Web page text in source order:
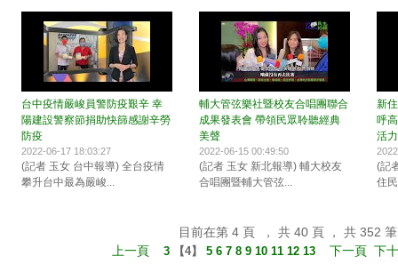
台中疫情嚴峻員警防疫艱辛 幸
陽建設警察節捐助快篩感謝辛勞
防疫
2022-06-17 18:03:27
(記者 玉女 台中報導) 全台疫情
攀升台中最為嚴峻...
輔大管弦樂社暨校友合唱團聯合
成果發表會 帶領民眾聆聽經典
美聲
2022-06-15 00:49:50
(記者 玉女 新北報導) 輔大校友
合唱團暨輔大管弦...
新
呼
活力
(記
住
目前在第 4 頁 ， 共 40 頁 ， 共 352 筆
上一頁
3 【4】 5 6 7 8 9 10 11 12 13 下一頁 下